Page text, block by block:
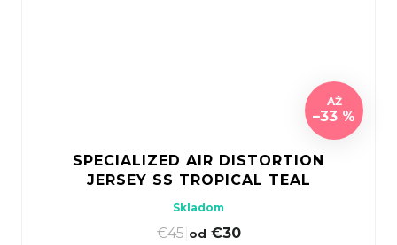
AŽ
–33 %
SPECIALIZED AIR DISTORTION
JERSEY SS TROPICAL TEAL
Skladom
€45| od €30